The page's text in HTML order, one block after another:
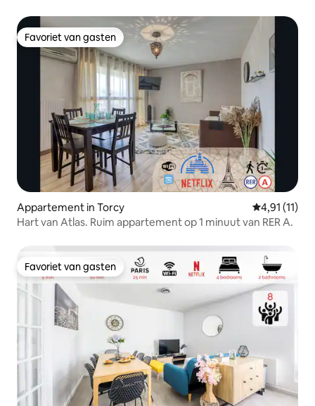
Favoriet van gasten
Favoriet van gasten
Appartement in Torcy Gemiddelde
4,91 (11)
Hart van Atlas. Ruim appartement op 1 minuut van RER A.
Favoriet van gasten
Favoriet van gasten